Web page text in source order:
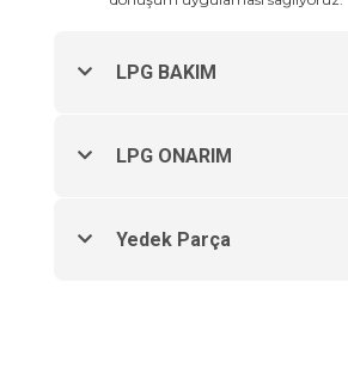
LPG BAKIM
LPG ONARIM
Yedek Parça